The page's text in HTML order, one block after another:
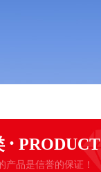
· PRODUCT
产品是信誉的保证！